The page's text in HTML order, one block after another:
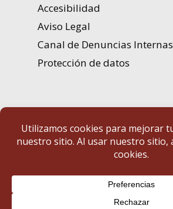
Accesibilidad
Aviso Legal
Canal de Denuncias Internas
Protección de datos